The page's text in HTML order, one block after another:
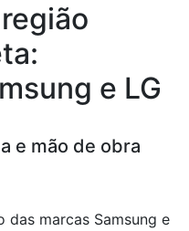
e LG
e mão de obra
marcas Samsung e